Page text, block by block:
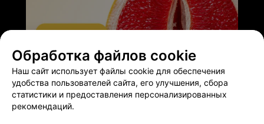
ЭФФЕКТИВНАЯ РЕКЛАМА НА САЙТЕ
Обработка файлов cookie
Наш сайт использует файлы cookie для обеспечения
удобства пользователей сайта, его улучшения, сбора
статистики и предоставления персонализированных
рекомендаций.